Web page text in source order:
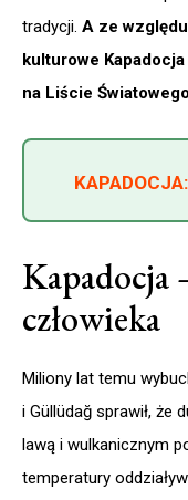
tradycji. A ze
kulturowe
na Liście
Kapadocja
człowieka
Miliony lat temu
i Güllüdağ sprawił, że
lawą i wulkanicznym
temperatury